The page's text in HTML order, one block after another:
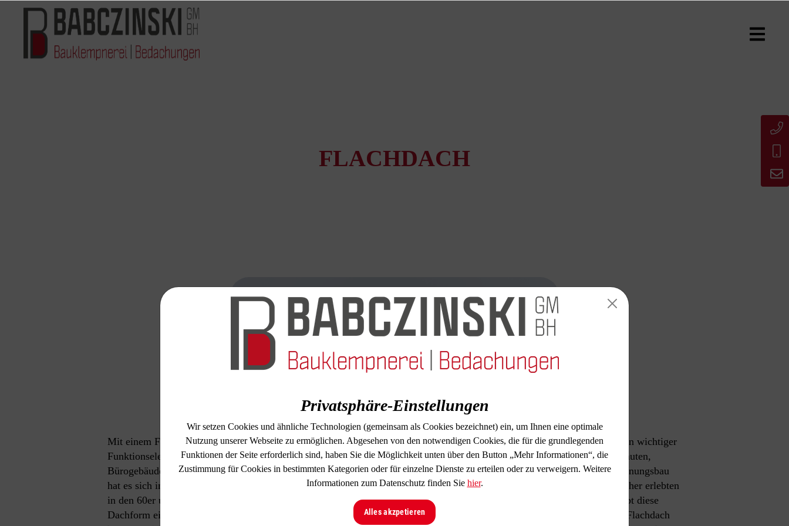
Privatsphäre-Einstellungen
Wir setzen Cookies und ähnliche Technologien (gemeinsam als Cookies bezeichnet) ein, um Ihnen eine optimale
Nutzung unserer Webseite zu ermöglichen. Abgesehen von den notwendigen Cookies, die für die grundlegenden
Funktionen der Seite erforderlich sind, haben Sie die Möglichkeit unten über den Button „Mehr Informationen“, die
Zustimmung für Cookies in bestimmten Kategorien oder für einzelne Dienste zu erteilen oder zu verweigern. Weitere
Informationen zum Datenschutz finden Sie hier.
Alles akzpetieren
FLACHDACH
Mit einem Flachdach zu mehr Raum Optimale Raumausnutzung, attraktive Gestaltungsmöglichkeiten sowie die Integration wichtiger
Funktionselemente wie Solartechnik: Das alles bietet Ihnen ein modernes Flachdach aus unserer Hand. Ob auf Gewerbebauten,
Bürogebäuden oder Hochhäusern: Das Flachdach bewährt sich bereits in vielen Gebäudebereichen. Auch im Bereich Wohnungsbau
hat es sich inzwischen wieder zu einer beliebten Alternative entwickelt – nicht zuletzt aus ästhetischen Gründen. Flachdächer erlebten
in den 60er und 70er Jahren einen regelrechten Boom, wurden aber zwischenzeitlich vom Steildach verdrängt. Heute erlebt diese
Dachform eine Renaissance, denn die technischen Möglichkeiten wurden weiterentwickelt, wodurch Ihnen ein modernes Flachdach